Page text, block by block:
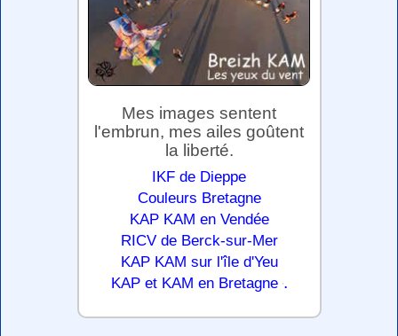
Mes images sentent
l'embrun, mes ailes goûtent
la liberté.
IKF de Dieppe
Couleurs Bretagne
KAP KAM en Vendée
RICV de Berck-sur-Mer
KAP KAM sur l'île d'Yeu
KAP et KAM en Bretagne .